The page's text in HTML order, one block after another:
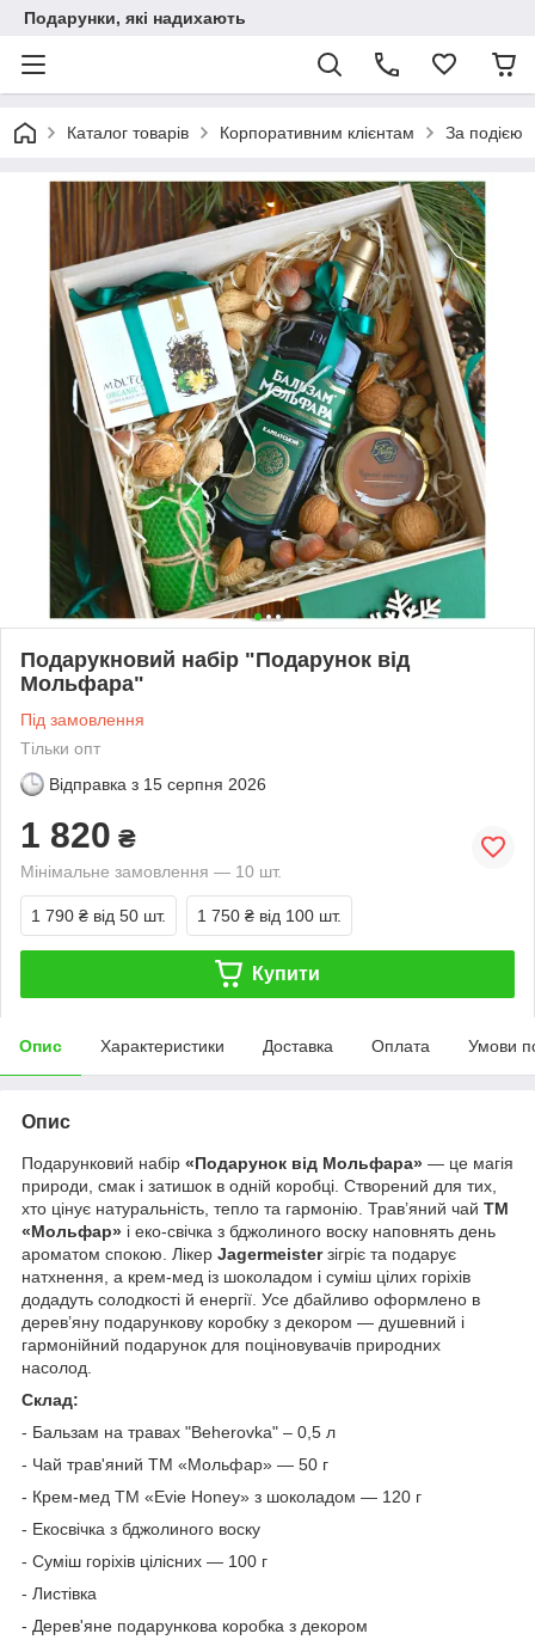
Подарунки, які надихають
Каталог товарів Корпоративним клієнтам За подією
Подарукновий набір "Подарунок від
Мольфара"
Під замовлення
Тільки опт
Відправка з 15 серпня 2026
1 820 ₴
Мінімальне замовлення — 10 шт.
1 790 ₴ від 50 шт. 1 750 ₴ від 100 шт.
Купити
Опис Характеристики Доставка Оплата Умови
Опис
Подарунковий набір «Подарунок від Мольфара» — це магія
природи, смак і затишок в одній коробці. Створений для тих,
хто цінує натуральність, тепло та гармонію. Трав’яний чай ТМ
«Мольфар» і еко-свічка з бджолиного воску наповнять день
ароматом спокою. Лікер Jagermeisterзігріє та подарує
натхнення, а крем-мед із шоколадом і суміш цілих горіхів
додадуть солодкості й енергії. Усе дбайливо оформлено в
дерев’яну подарункову коробку з декором — душевний і
гармонійний подарунок для поціновувачів природних
насолод.
Склад:
- Бальзам на травах "Beherovka" – 0,5 л
- Чай трав'яний ТМ «Мольфар» — 50 г
- Крем-мед ТМ «Evie Honey» з шоколадом — 120 г
- Екосвічка з бджолиного воску
- Суміш горіхів цілісних — 100 г
- Листівка
- Дерев'яне подарункова коробка з декором